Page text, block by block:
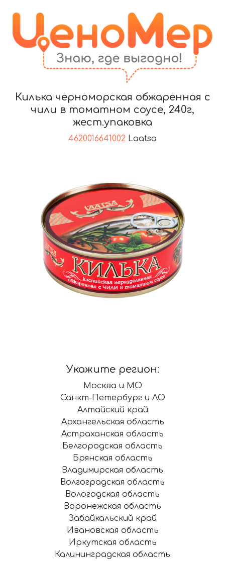
Килька черноморская обжаренная с
чили в томатном соусе, 240г,
жест.упаковка
4620016641002 Laatsa
Укажите регион:
Москва и МО
Санкт-Петербург и ЛО
Алтайский край
Архангельская область
Астраханская область
Белгородская область
Брянская область
Владимирская область
Волгоградская область
Вологодская область
Воронежская область
Забайкальский край
Ивановская область
Иркутская область
Калининградская область